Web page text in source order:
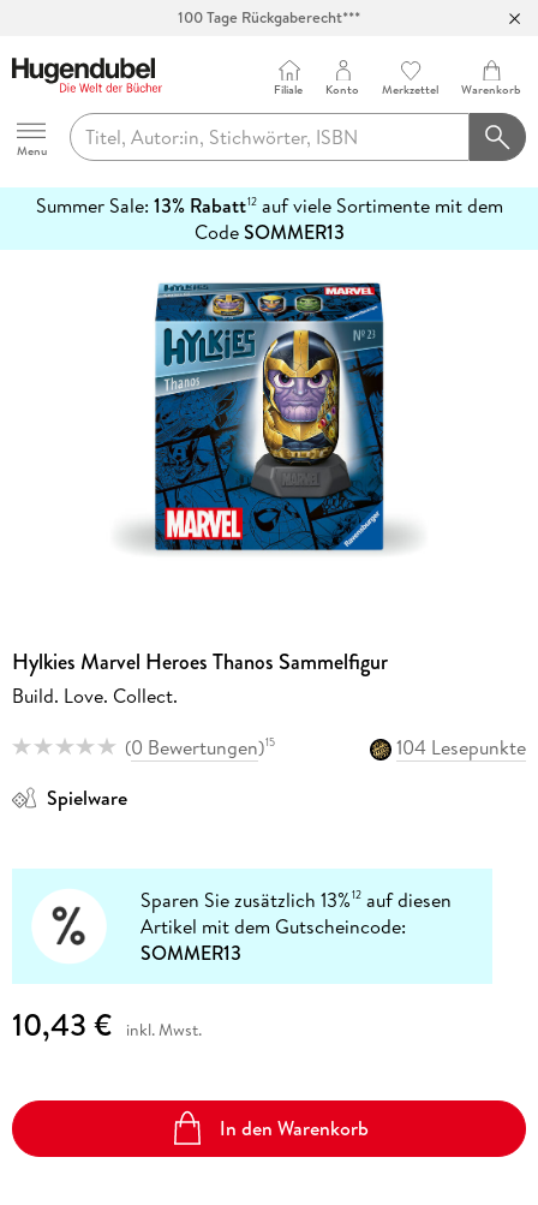
Hugendubel
Menu
Filiale Konto Merkzettel Warenkorb
Summer Sale: 13% Rabatt12auf viele Sortimente mit dem
CodeSOMMER13
erfahren
Hylkies Marvel Heroes Thanos Sammelfigur
Build. Love. Collect.
(0 Bewertungen)15
104 Lesepunkte
Spielware
Sparen Sie zusätzlich 13%12 auf diesen
Artikel mit dem Gutscheincode:
SOMMER13
10,43 € inkl. Mwst.
In den Warenkorb